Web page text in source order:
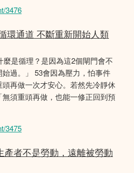
3476
環通道 不斷重新開始人類
麼是循理？是因為這2個閘門會不
過。」 53會因為壓力，怕事件
再做一次才安心。若然先冷靜休
須重頭再做，也能一修正回到預
3475
產者不是勞動，遠離被勞動